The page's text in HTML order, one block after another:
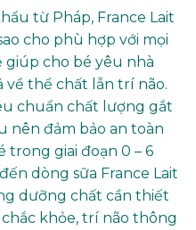
từ Pháp, France Lait
cho phù hợp với mọi
giúp cho bé yêu nhà
về thể chất lẫn trí não.
chuẩn chất lượng gắt
nên đảm bảo an toàn
trong giai đoạn 0 – 6
dòng sữa France Lait
dưỡng chất cần thiết
khỏe, trí não thông